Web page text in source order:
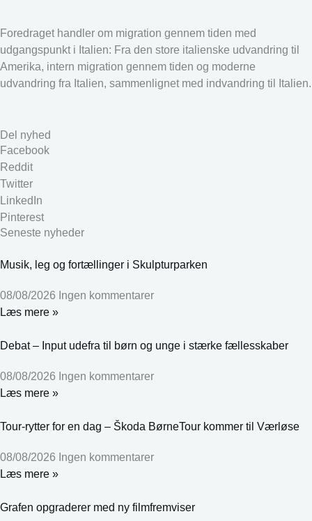
Foredraget handler om migration gennem tiden med
udgangspunkt i Italien: Fra den store italienske udvandring til
Amerika, intern migration gennem tiden og moderne
udvandring fra Italien, sammenlignet med indvandring til Italien.
Del nyhed
Facebook
Reddit
Twitter
LinkedIn
Pinterest
Seneste nyheder
Musik, leg og fortællinger i Skulpturparken
08/08/2026 Ingen kommentarer
Læs mere »
Debat – Input udefra til børn og unge i stærke fællesskaber
08/08/2026 Ingen kommentarer
Læs mere »
Tour-rytter for en dag – Škoda BørneTour kommer til Værløse
08/08/2026 Ingen kommentarer
Læs mere »
Grafen opgraderer med ny filmfremviser